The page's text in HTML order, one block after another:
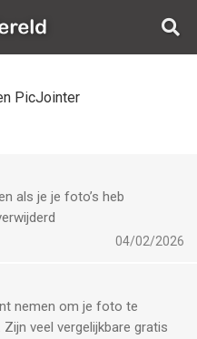
AppWereld
PicJointer
als je je foto’s heb
04/02/2026
nemen om je foto te
veel vergelijkbare gratis